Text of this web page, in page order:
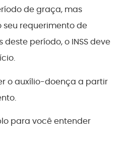
de graça, mas
requerimento de
período, o INSS deve
o auxílio-doença a partir
para você entender